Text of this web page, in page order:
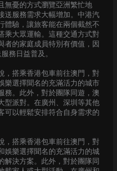
無憂的方式瀏覽亞洲繁忙地
送服務需求大幅增加。中港汽
體驗，讓旅客能在兩個截然不
乘大眾運輸。這種交通方式對
者的家庭成員特別有價值，因
務日益普及。
，搭乘香港包車前往澳門，對
樂選擇聞名的充滿活力的城市
務。此外，對於團隊同遊，澳
型派對。在廣州、深圳等其他
可以輕鬆安排符合自身需求的
，搭乘香港包車前往澳門，對
娛樂選擇聞名的充滿活力的城
解決方案。此外，對於團隊同